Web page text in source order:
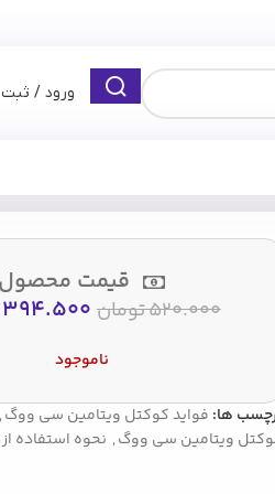
ورود / ثبت
قیمت محصول
520.000تومان 394.500
ناموجود
ها: فواید کوکتل ویتامین سی ووگ,
ویتامین سی ووگ, نحوه استفاده